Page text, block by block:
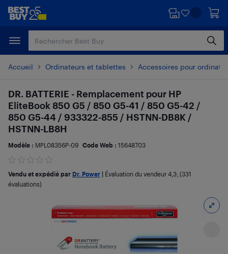
Passer
principal
Passer
Accueil Ordinateurs et tablettes Accessoires pour
DR. BATTERIE - Remplacement pour HP
EliteBook 850 G5 / 850 G5-41 / 850 G5-42 /
850 G5-44 / 933322-855 / HSTNN-DB8K /
HSTNN-LB8H
Modèle : MPL08356P-09 Code Web : 15648703
Vendu et expédié par Dr. Power Évaluation du vendeur 4,3; (331
évaluations)